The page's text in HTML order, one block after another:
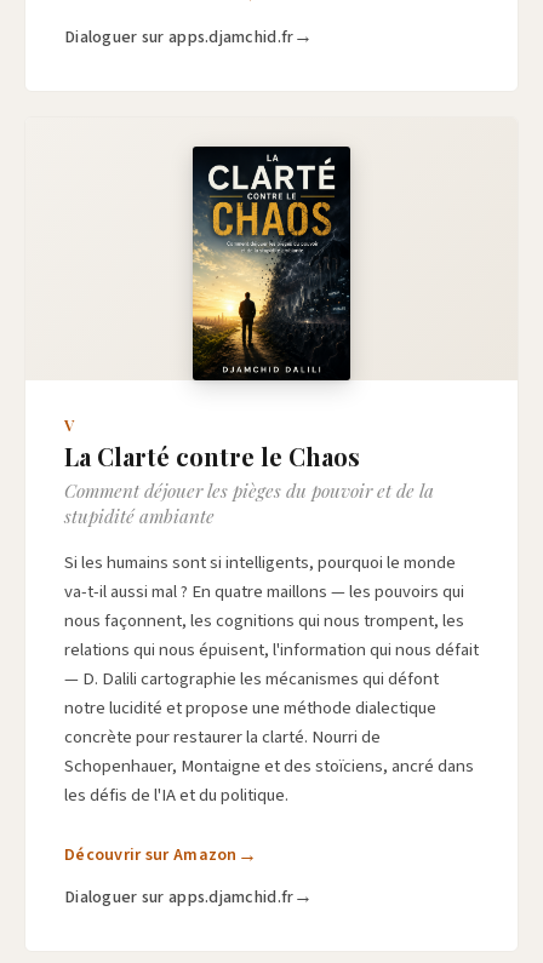
Dialoguer sur apps.djamchid.fr
V
La Clarté contre le Chaos
Comment déjouer les pièges du pouvoir et de la
stupidité ambiante
Si les humains sont si intelligents, pourquoi le monde
va-t-il aussi mal ? En quatre maillons — les pouvoirs qui
nous façonnent, les cognitions qui nous trompent, les
relations qui nous épuisent, l'information qui nous défait
— D. Dalili cartographie les mécanismes qui défont
notre lucidité et propose une méthode dialectique
concrète pour restaurer la clarté. Nourri de
Schopenhauer, Montaigne et des stoïciens, ancré dans
les défis de l'IA et du politique.
Découvrir sur Amazon
Dialoguer sur apps.djamchid.fr